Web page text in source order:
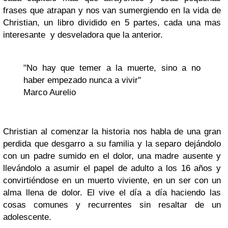
frases que atrapan y nos van sumergiendo en la vida de
Christian, un libro dividido en 5 partes, cada una mas
interesante y desveladora que la anterior.
"No hay que temer a la muerte, sino a no
haber empezado nunca a vivir"
Marco Aurelio
Christian al comenzar la historia nos habla de una gran
perdida que desgarro a su familia y la separo dejándolo
con un padre sumido en el dolor, una madre ausente y
llevándolo a asumir el papel de adulto a los 16 años y
convirtiéndose en un muerto viviente, en un ser con un
alma llena de dolor. El vive el día a día haciendo las
cosas comunes y recurrentes sin resaltar de un
adolescente.